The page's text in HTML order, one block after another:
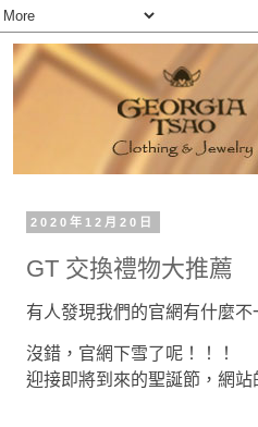
2020年12月20日
GT 交換禮物大推薦
有人發現我們的官網有什麼不
沒錯，官網下雪了呢！！！
迎接即將到來的聖誕節，網